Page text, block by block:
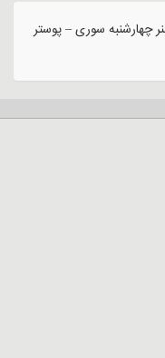
چهارشنبه سوری – پوستر